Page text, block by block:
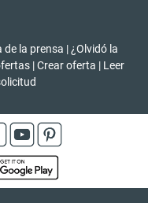
de la prensa | ¿Olvidó la
| Crear oferta | Leer